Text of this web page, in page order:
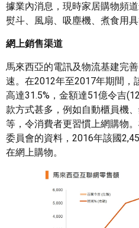
據業內消息，現時家居購物頻
熨斗、風扇、吸塵機、煮食用具
網上銷售渠道
馬來西亞的電訊及物流基建完
速。在2012年至2017年期間，
高達31.5%，金額達51億令吉
款方式甚多，例如自動櫃員機
等，令消費者更習慣上網購物
委員會的資料，2016年該國
在網上購物。